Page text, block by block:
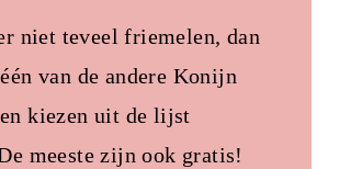
niet teveel friemelen, dan
van de andere Konijn
kiezen uit de lijst
meeste zijn ook gratis!